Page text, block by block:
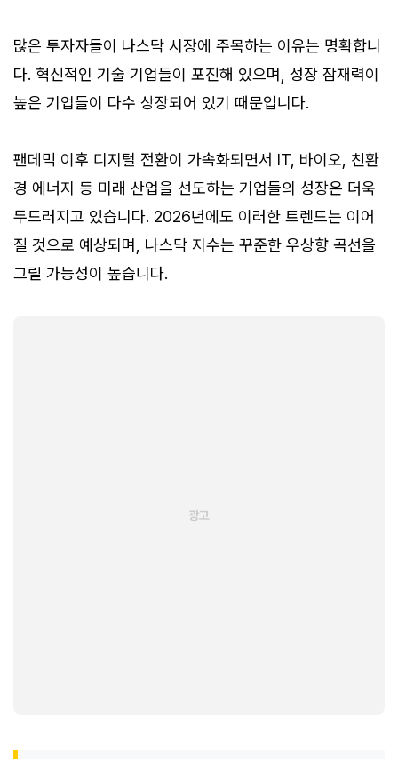
많은 투자자들이 나스닥 시장에 주목하는 이유는 명확합니
다. 혁신적인 기술 기업들이 포진해 있으며, 성장 잠재력이
높은 기업들이 다수 상장되어 있기 때문입니다.
팬데믹 이후 디지털 전환이 가속화되면서 IT, 바이오, 친환
경 에너지 등 미래 산업을 선도하는 기업들의 성장은 더욱
두드러지고 있습니다. 2026년에도 이러한 트렌드는 이어
질 것으로 예상되며, 나스닥 지수는 꾸준한 우상향 곡선을
그릴 가능성이 높습니다.